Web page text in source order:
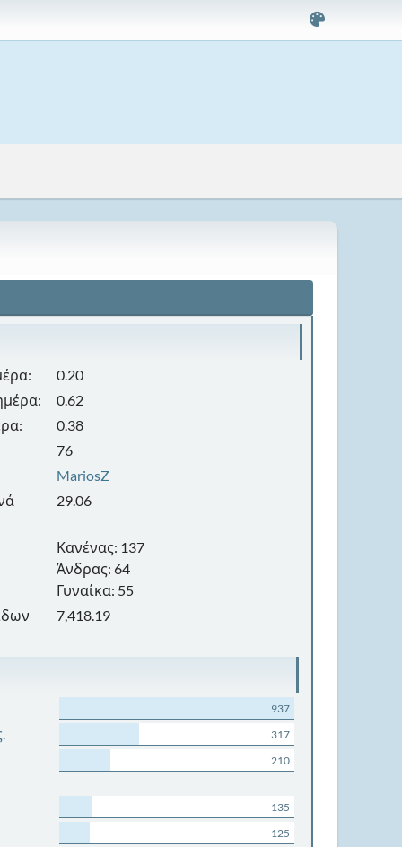
0.20
0.62
0.38
76
MariosZ
29.06
Κανένας: 137
Άνδρας: 64
Γυναίκα: 55
7,418.19
937
317
210
135
125